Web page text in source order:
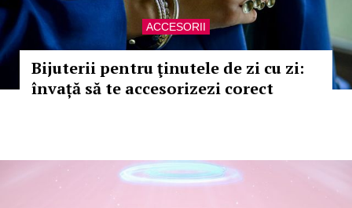
ACCESORII
Bijuterii pentru ţinutele de zi cu zi:
învață să te accesorizezi corect